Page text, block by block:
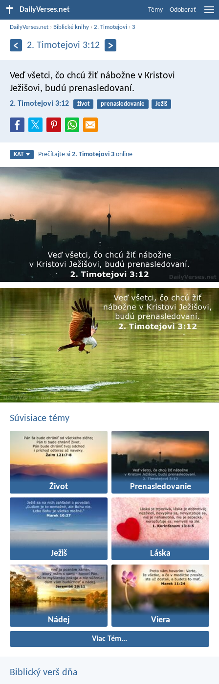
DailyVerses.net Témy Odoberať
DailyVerses.net › Biblické knihy ›2. Timotejovi ›3
2. Timotejovi 3:12
Veď všetci, čo chcú žiť nábožne v Kristovi
Ježišovi, budú prenasledovaní.
2. Timotejovi 3:12 život prenasledovanie Ježiš
KAT Prečítajte si2. Timotejovi 3 online
Súvisiace témy
Život Prenasledovanie
Ježiš Láska
Nádej Viera
Viac Tém...
Biblický verš dňa